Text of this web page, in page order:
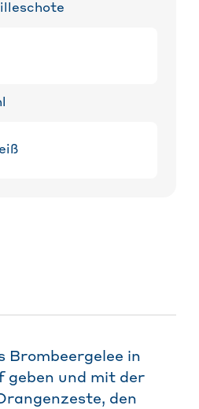
Brombeergelee in
geben und mit der
den